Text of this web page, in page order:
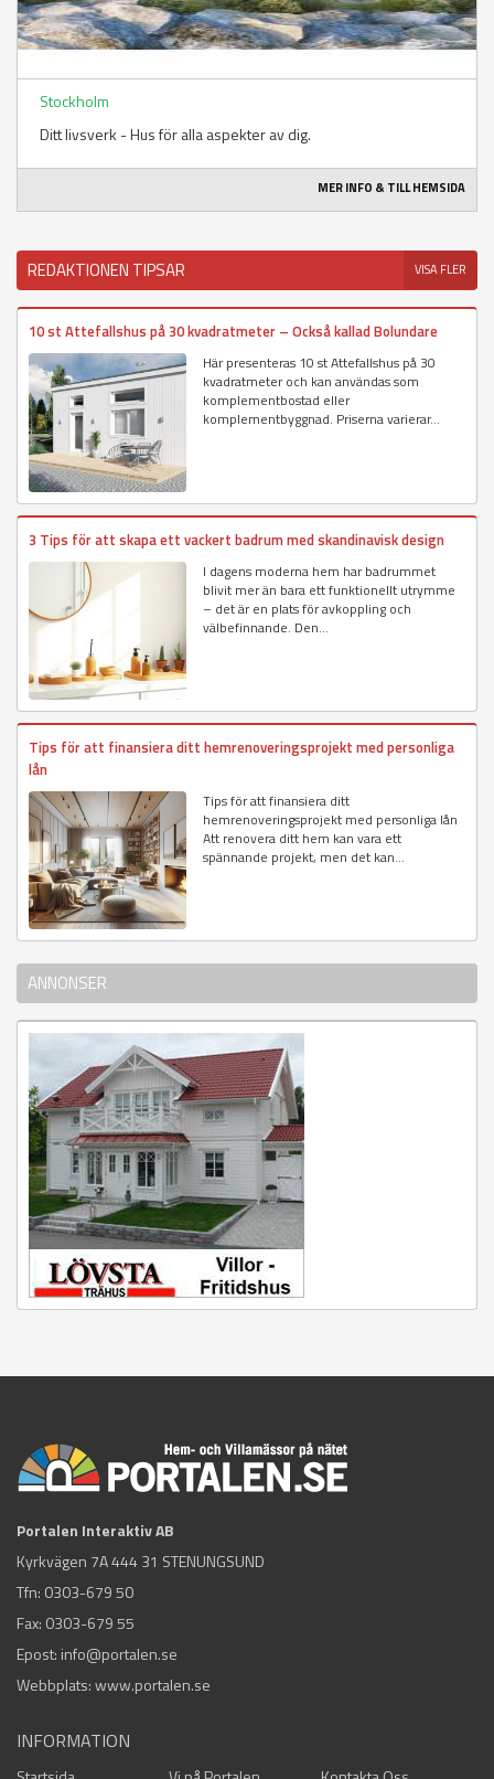
Stockholm
Ditt livsverk - Hus för alla aspekter av dig.
MER INFO & TILL HEMSIDA
REDAKTIONEN TIPSAR VISA FLER
10 st Attefallshus på 30 kvadratmeter – Också kallad Bolundare
Här presenteras 10 st Attefallshus på 30
kvadratmeter och kan användas som
komplementbostad eller
komplementbyggnad. Priserna varierar...
3 Tips för att skapa ett vackert badrum med skandinavisk design
I dagens moderna hem har badrummet
blivit mer än bara ett funktionellt utrymme
– det är en plats för avkoppling och
välbefinnande. Den...
Tips för att finansiera ditt hemrenoveringsprojekt med personliga
lån
Tips för att finansiera ditt
hemrenoveringsprojekt med personliga lån
Att renovera ditt hem kan vara ett
spännande projekt, men det kan...
ANNONSER
Portalen Interaktiv AB
Kyrkvägen 7A 444 31 STENUNGSUND
Tfn: 0303-679 50
Fax: 0303-679 55
Epost: info@portalen.se
Webbplats: www.portalen.se
INFORMATION